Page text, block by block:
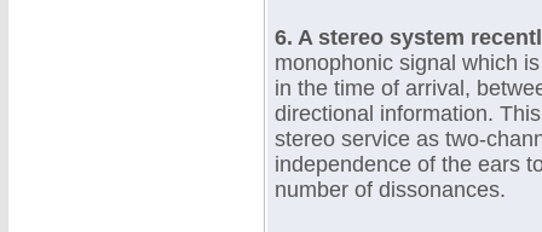
6. A stereo system
monophonic signal which
in the time of arrival,
directional information.
stereo service as two-
independence of the ears
number of dissonances.